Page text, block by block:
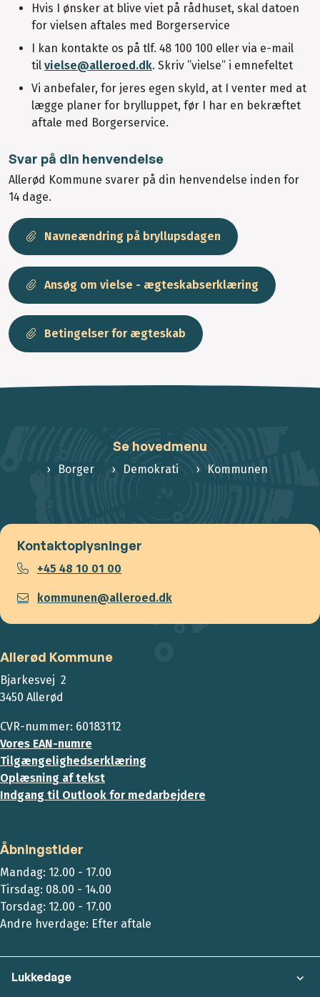
Hvis I ønsker at blive viet på rådhuset, skal datoen
for vielsen aftales med Borgerservice
I kan kontakte os på tlf. 48 100 100 eller via e-mail
til vielse@alleroed.dk. Skriv ”vielse” i emnefeltet
Vi anbefaler, for jeres egen skyld, at I venter med at
lægge planer for brylluppet, før I har en bekræftet
aftale med Borgerservice.
Svar på din henvendelse
Allerød Kommune svarer på din henvendelse inden for
14 dage.
Navneændring på bryllupsdagen
Ansøg om vielse - ægteskabserklæring
Betingelser for ægteskab
Se hovedmenu
Borger Demokrati Kommunen
Kontaktoplysninger
+45 48 10 01 00
kommunen@alleroed.dk
Allerød Kommune
Bjarkesvej 2
3450 Allerød
CVR-nummer: 60183112
Vores EAN-numre
Tilgængelighedserklæring
Oplæsning af tekst
Indgang til Outlook for medarbejdere
Åbningstider
Mandag: 12.00 - 17.00
Tirsdag: 08.00 - 14.00
Torsdag: 12.00 - 17.00
Andre hverdage: Efter aftale
Lukkedage